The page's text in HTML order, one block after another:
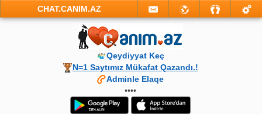
CHAT.CANIM.AZ
Qeydiyyat Keç
N=1 Saytımız Mükafat Qazandı.!
Adminle Elaqe
••••